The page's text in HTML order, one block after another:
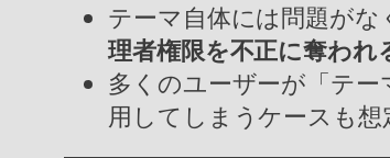
テーマ自体には問題がな
理者権限を不正に奪われ
多くのユーザーが「テ
用してしまうケースも想